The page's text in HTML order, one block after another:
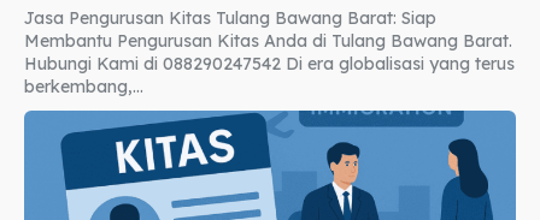
Jasa Pengurusan Kitas Tulang Bawang Barat: Siap
Membantu Pengurusan Kitas Anda di Tulang Bawang Barat.
Hubungi Kami di 088290247542 Di era globalisasi yang terus
berkembang,...